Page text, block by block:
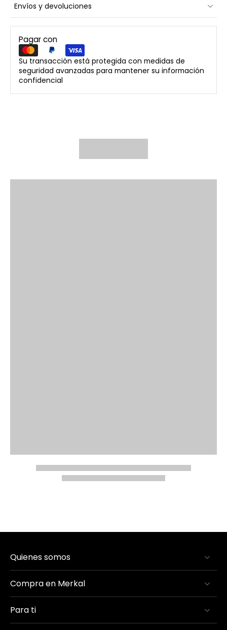
Envíos y devoluciones
Pagar con
Su transacción está protegida con medidas de
seguridad avanzadas para mantener su información
confidencial
Quienes somos
Compra en Merkal
Para ti